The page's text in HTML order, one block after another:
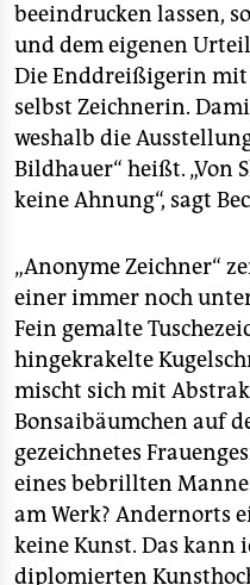
beeindrucken lassen,
und dem eigenen
Die Enddreißigerin mit
selbst Zeichnerin.
weshalb die
Bildhauer“ heißt. „Von
keine Ahnung“, sagt
„Anonyme Zeichner“
einer immer noch
Fein gemalte
hingekrakelte
mischt sich mit
Bonsaibäumchen auf
gezeichnetes
eines bebrillten
am Werk? Andernorts
keine Kunst. Das kann
diplomierten